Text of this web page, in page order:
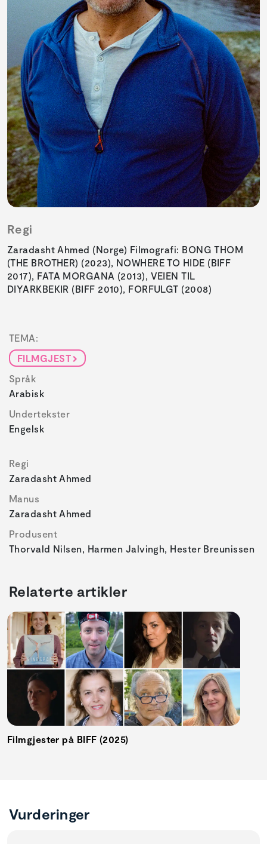
Regi
Zaradasht Ahmed (Norge) Filmografi: BONG THOM
(THE BROTHER) (2023), NOWHERE TO HIDE (BIFF
2017), FATA MORGANA (2013), VEIEN TIL
DIYARKBEKIR (BIFF 2010), FORFULGT (2008)
TEMA:
FILMGJEST
Språk
Arabisk
Undertekster
Engelsk
Regi
Zaradasht Ahmed
Manus
Zaradasht Ahmed
Produsent
Thorvald Nilsen, Harmen Jalvingh, Hester Breunissen
Relaterte artikler
Filmgjester på BIFF (2025)
Vurderinger